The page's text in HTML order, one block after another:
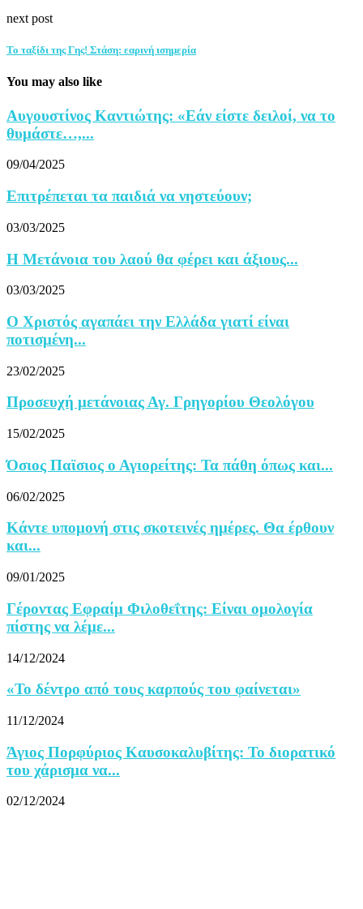
next post
Το ταξίδι της Γης! Στάση: εαρινή ισημερία
You may also like
Αυγουστίνος Καντιώτης: «Εάν είστε δειλοί, να το
θυμάστε…,...
09/04/2025
Επιτρέπεται τα παιδιά να νηστεύουν;
03/03/2025
Η Μετάνοια του λαού θα φέρει και άξιους...
03/03/2025
Ο Χριστός αγαπάει την Ελλάδα γιατί είναι
ποτισμένη...
23/02/2025
Προσευχή μετάνοιας Αγ. Γρηγορίου Θεολόγου
15/02/2025
Όσιος Παϊσιος ο Αγιορείτης: Τα πάθη όπως και...
06/02/2025
Κάντε υπομονή στις σκοτεινές ημέρες. Θα έρθουν
και...
09/01/2025
Γέροντας Εφραίμ Φιλοθεΐτης: Eίναι ομολογία
πίστης να λέμε...
14/12/2024
«Το δέντρο από τους καρπούς του φαίνεται»
11/12/2024
Άγιος Πορφύριος Καυσοκαλυβίτης: Το διορατικό
του χάρισμα να...
02/12/2024